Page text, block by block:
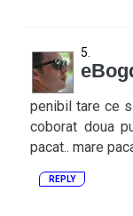
penibil tare ce
coborat doua
pacat.. mare
REPLY